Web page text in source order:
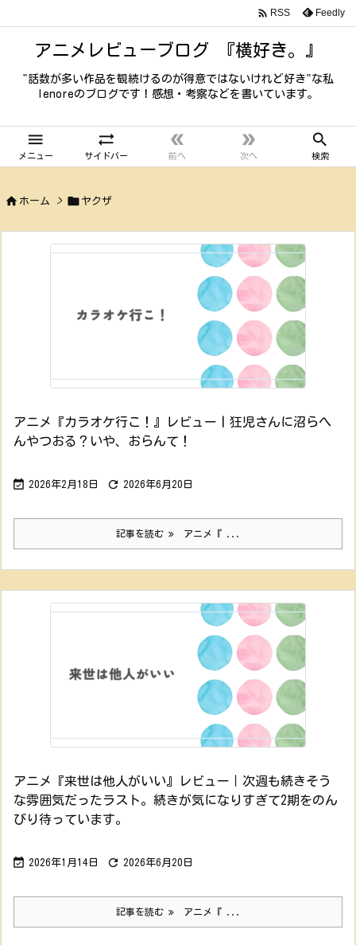
アニメレビューブログ 『横好き。』
"話数が多い作品を観続けるのが得意ではないけれど好き"な私
lenoreのブログです！感想・考察などを書いています。

メニュー

サイドバー

前へ

次へ

検索
 RSS Feedly
 ホーム >  ヤクザ
アニメ『カラオケ行こ！』レビュー丨狂児さんに沼らへ
んやつおる？いや、おらんて！
 2026年2月18日  2026年6月20日
記事を読む アニメ『 ...
アニメ『来世は他人がいい』レビュー｜次週も続きそう
な雰囲気だったラスト。続きが気になりすぎて2期をのん
びり待っています。
 2026年1月14日  2026年6月20日
記事を読む アニメ『 ...